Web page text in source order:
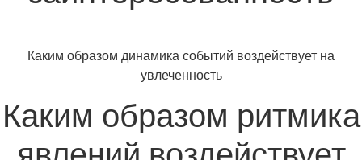
Каким образом динамика событий воздействует на
увлеченность
Каким образом ритмика